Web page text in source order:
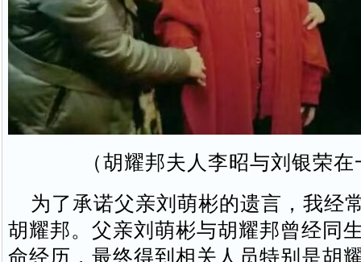
（胡耀邦夫人李昭与刘银荣
为了承诺父亲刘萌彬的遗言，我经
胡耀邦。父亲刘萌彬与胡耀邦曾经同
命经历，最终得到相关人员特别是胡